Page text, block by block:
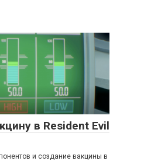
в Resident Evil
и создание вакцины в